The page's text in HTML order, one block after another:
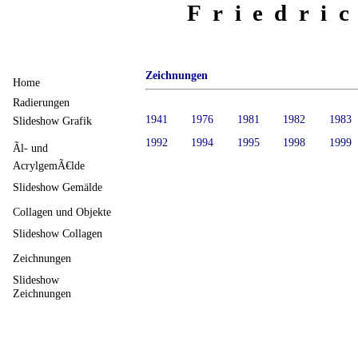
Zeichnungen
1941 1976 1981 1982
1983
1992
1994 1995 1998 1999
Home
Radierungen
Slideshow Grafik
Ãl- und
AcrylgemÃ€lde
Slideshow Gemälde
Collagen und Objekte
Slideshow Collagen
Zeichnungen
Slideshow
Zeichnungen